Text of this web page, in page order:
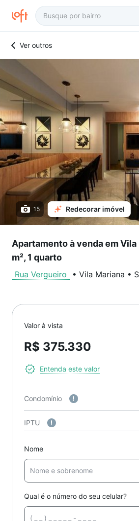
Ver outros
15 Redecorar imóvel
Apartamento à venda em
m², 1 quarto
Rua Vergueiro • Vila Mariana •
Valor à vista
R$ 375.330
Entenda este valor
Condomínio
IPTU
Nome
Qual é o número do seu celular?